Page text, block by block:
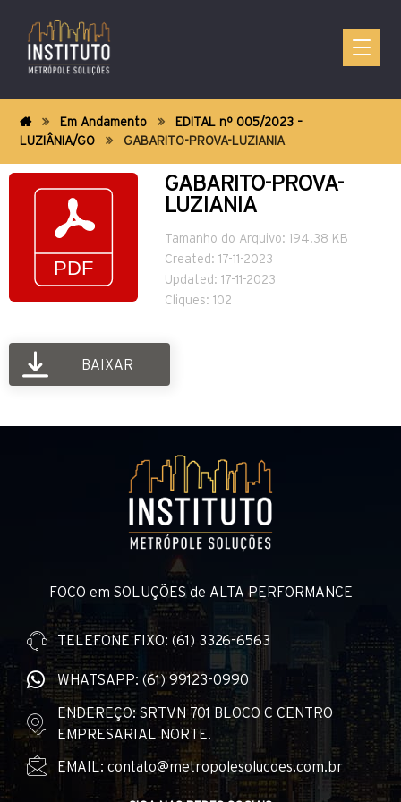
Em Andamento
EDITAL nº 005/2023 –
LUZIÂNIA/GO
GABARITO-PROVA-LUZIANIA
GABARITO-PROVA-
LUZIANIA
Tamanho do Arquivo: 194.38 KB
Created: 17-11-2023
Updated: 17-11-2023
Cliques: 102
BAIXAR
FOCO em SOLUÇÕES de ALTA PERFORMANCE
TELEFONE FIXO: (61) 3326-6563
WHATSAPP: (61) 99123-0990
ENDEREÇO: SRTVN 701 BLOCO C CENTRO
EMPRESARIAL NORTE.
EMAIL: contato@metropolesolucoes.com.br